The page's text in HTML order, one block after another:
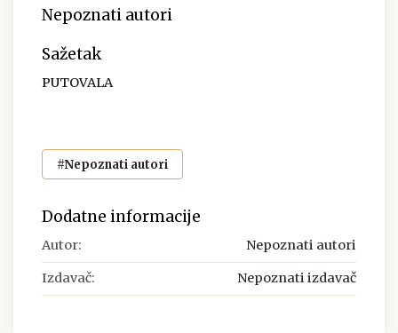
Nepoznati autori
Sažetak
PUTOVALA
#Nepoznati autori
Dodatne informacije
Autor: Nepoznati autori
Izdavač: Nepoznati izdavač